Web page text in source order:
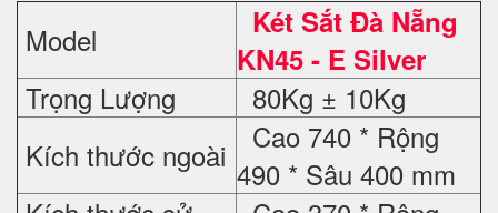
Model
Két Sắt Đà Nẵng
KN45 - E Silver
Trọng Lượng
80Kg ± 10Kg
Kích thước ngoài
Cao 740 * Rộng
490 * Sâu 400 mm